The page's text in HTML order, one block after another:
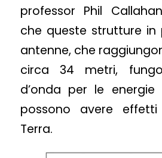
professor Phil
che queste strutture in
antenne, che
circa 34 metri,
d’onda per le
possono avere
Terra.